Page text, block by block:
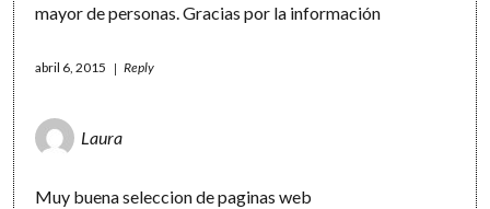
mayor de personas. Gracias por la información
abril 6, 2015 Reply
Laura
Muy buena seleccion de paginas web